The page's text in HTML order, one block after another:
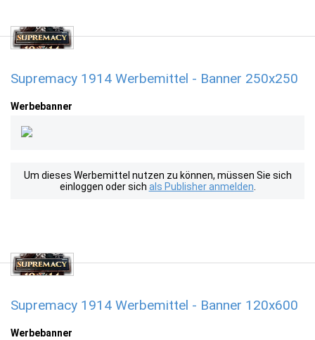
Supremacy 1914 Werbemittel - Banner 250x250
Werbebanner
Um dieses Werbemittel nutzen zu können, müssen Sie sich
einloggen oder sich als Publisher anmelden
Supremacy 1914 Werbemittel - Banner 120x600
Werbebanner